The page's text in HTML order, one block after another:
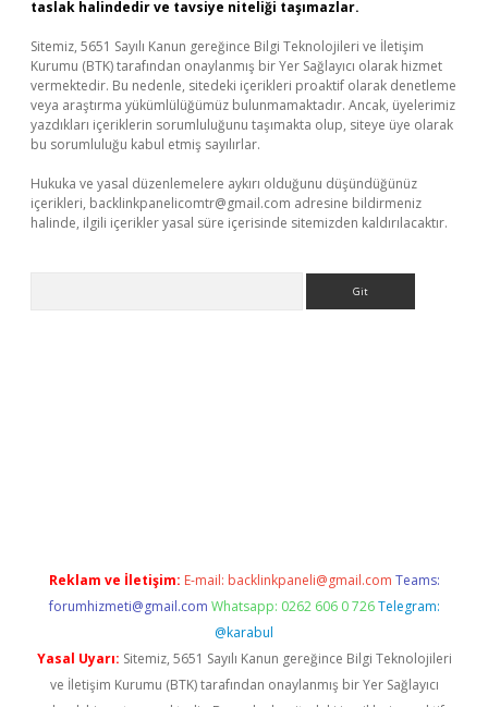
taslak halindedir ve tavsiye niteliği taşımazlar.
Sitemiz, 5651 Sayılı Kanun gereğince Bilgi Teknolojileri ve İletişim
Kurumu (BTK) tarafından onaylanmış bir Yer Sağlayıcı olarak hizmet
vermektedir. Bu nedenle, sitedeki içerikleri proaktif olarak denetleme
veya araştırma yükümlülüğümüz bulunmamaktadır. Ancak, üyelerimiz
yazdıkları içeriklerin sorumluluğunu taşımakta olup, siteye üye olarak
bu sorumluluğu kabul etmiş sayılırlar.
Hukuka ve yasal düzenlemelere aykırı olduğunu düşündüğünüz
içerikleri, backlinkpanelicomtr@gmail.com adresine bildirmeniz
halinde, ilgili içerikler yasal süre içerisinde sitemizden kaldırılacaktır.
Reklam ve İletişim: E-mail: backlinkpaneli@gmail.com Teams:
forumhizmeti@gmail.com Whatsapp: 0262 606 0 726 Telegram:
@karabul
Yasal Uyarı: Sitemiz, 5651 Sayılı Kanun gereğince Bilgi Teknolojileri
ve İletişim Kurumu (BTK) tarafından onaylanmış bir Yer Sağlayıcı